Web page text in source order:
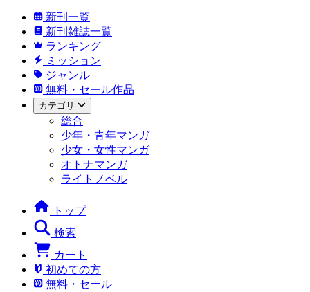
新刊一覧
新刊雑誌一覧
ランキング
ミッション
ジャンル
無料・セール作品
カテゴリ
総合
少年・青年マンガ
少女・女性マンガ
オトナマンガ
ライトノベル
トップ
検索
カート
初めての方
無料・セール